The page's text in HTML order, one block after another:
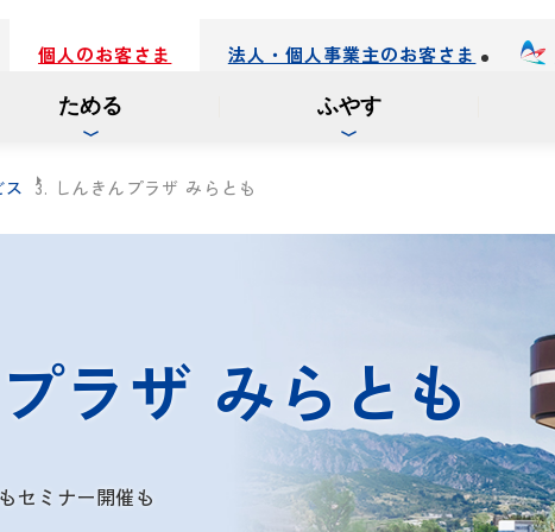
個人のお客さま
ためる ふやす
法人・個人事業主のお客さま
しんきんプラザ みらとも
ラザ みらとも
セミナー開催も